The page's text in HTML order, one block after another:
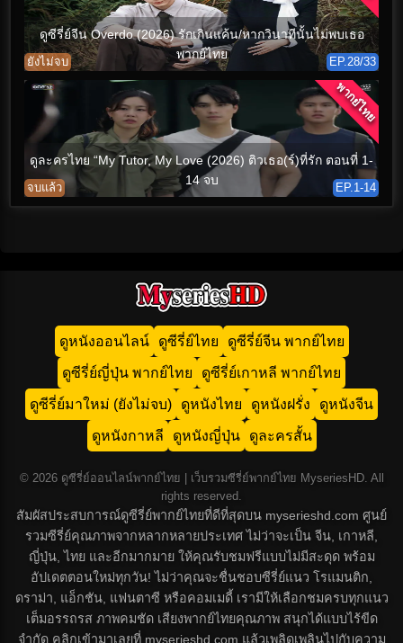
ดูซีรี่ย์จีน Overdo (2026) รักเกินแค้น/หากวินาทีนั้นไม่พบเธอ
พากย์ไทย
ยังไม่จบ EP.28/33
ดูละครไทย “My Tutor, My Love (2026) ติวเธอ(ร์)ที่รัก ตอนที่ 1-
14 จบ
จบแล้ว EP.1-14
พากย์ไทย
ดูหนังออนไลน์ ดูซีรี่ย์ไทย ดูซีรี่ย์จีน พากย์ไทย
ดูซีรี่ย์ญี่ปุ่น พากย์ไทย ดูซีรี่ย์เกาหลี พากย์ไทย
ดูซีรี่ย์มาใหม่ (ยังไม่จบ) ดูหนังไทย ดูหนังฝรั่ง ดูหนังจีน
ดูหนังกาหลี ดูหนังญี่ปุ่น ดูละครสั้น
© 2026 ดูซีรี่ย์ออนไลน์พากย์ไทย | เว็บรวมซีรี่ย์พากย์ไทย MyseriesHD. All
rights reserved.
สัมผัสประสบการณ์ดูซีรี่ย์พากย์ไทยที่ดีที่สุดบน myserieshd.com ศูนย์
รวมซีรี่ย์คุณภาพจากหลากหลายประเทศ ไม่ว่าจะเป็น จีน, เกาหลี,
ญี่ปุ่น, ไทย และอีกมากมาย ให้คุณรับชมฟรีแบบไม่มีสะดุด พร้อม
อัปเดตตอนใหม่ทุกวัน! ไม่ว่าคุณจะชื่นชอบซีรี่ย์แนว โรแมนติก,
ดราม่า, แอ็กชัน, แฟนตาซี หรือคอมเมดี้ เรามีให้เลือกชมครบทุกแนว
เต็มอรรถรส ภาพคมชัด เสียงพากย์ไทยคุณภาพ สนุกได้แบบไร้ขีด
จำกัด คลิกเข้ามาเลยที่ myserieshd.com แล้วเพลิดเพลินไปกับความ